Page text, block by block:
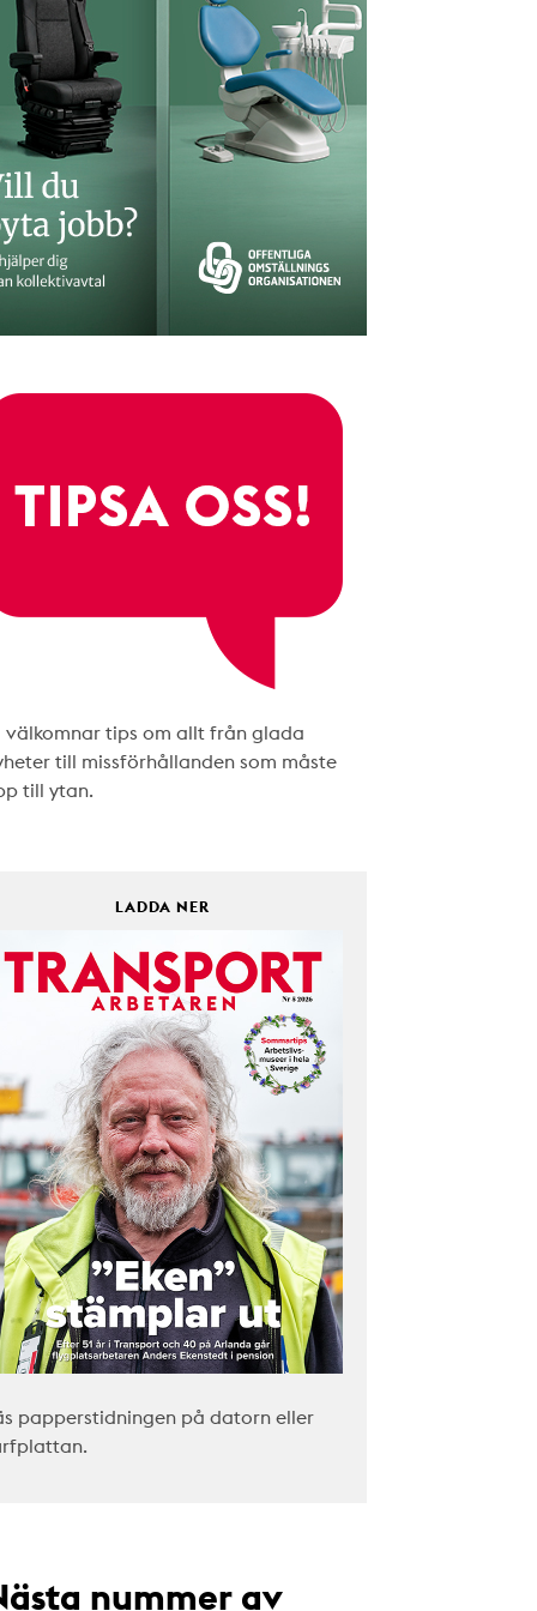
välkomnar tips om allt från glada
till missförhållanden som måste
till ytan.
LADDA NER
papperstidningen på datorn eller
nummer av